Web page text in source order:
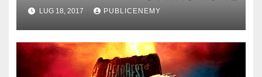
LUG 18, 2017 PUBLICENEMY